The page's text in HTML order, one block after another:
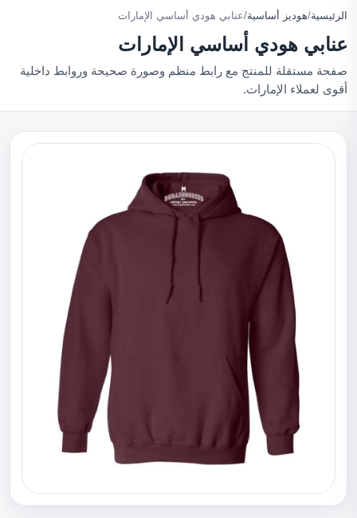
الرئيسية/هوديز أساسية/عنابي هودي أساسي الإمارات
عنابي هودي أساسي الإمارات
صفحة مستقلة للمنتج مع رابط منظم وصورة صحيحة وروابط داخلية
أقوى لعملاء الإمارات.